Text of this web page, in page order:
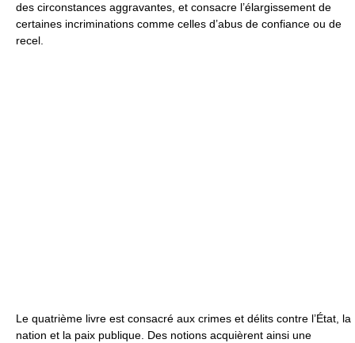
des circonstances aggravantes, et consacre l’élargissement de
certaines incriminations comme celles d’abus de confiance ou de
recel.
Le quatrième livre est consacré aux crimes et délits contre l’État, la
nation et la paix publique. Des notions acquièrent ainsi une